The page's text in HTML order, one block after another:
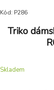
Kód: P286
Triko
Skladem